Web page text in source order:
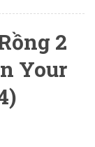
2
Your